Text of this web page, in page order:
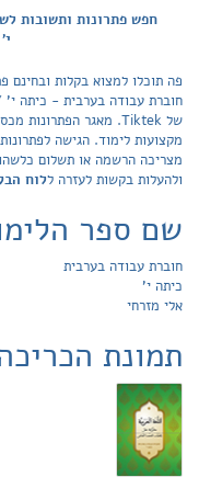
חפש פתרונות ותשובות
פה תוכלו למצוא בקלות ובחינם
חוברת עבודה בערבית - כיתה י'
מקצועות לימוד. הגישה
מצריכה הרשמה או תשלום
ולהעלות בקשות לעזרה ללוח
שם ספר
חוברת עבודה בערבית
כיתה י'
אלי מזרחי
תמונת